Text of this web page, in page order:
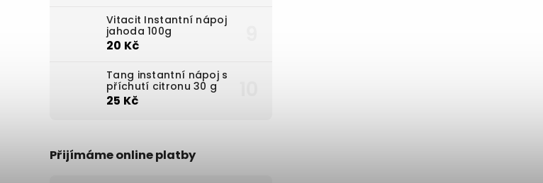
Vitacit Instantní nápoj
jahoda 100g
20 Kč
Tang instantní nápoj s
příchutí citronu 30 g
25 Kč
Přijímáme online platby